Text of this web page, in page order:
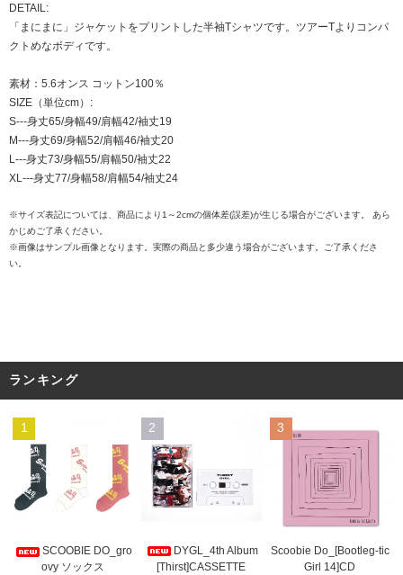
DETAIL:
「まにまに」ジャケットをプリントした半袖Tシャツです。ツアーTよりコンパ
クトめなボディです。
素材：5.6オンス コットン100％
SIZE（単位cm）:
S---身丈65/身幅49/肩幅42/袖丈19
M---身丈69/身幅52/肩幅46/袖丈20
L---身丈73/身幅55/肩幅50/袖丈22
XL---身丈77/身幅58/肩幅54/袖丈24
※サイズ表記については、商品により1～2cmの個体差(誤差)が生じる場合がございます。 あら
かじめご了承ください。
※画像はサンプル画像となります。実際の商品と多少違う場合がございます。ご了承くださ
い。
ランキング
1
SCOOBIE DO_gro
ovy ソックス
2
DYGL_4th Album
[Thirst]CASSETTE
3
Scoobie Do_[Bootleg-tic
Girl 14]CD